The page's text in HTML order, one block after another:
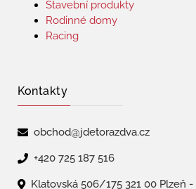
Stavební produkty
Rodinné domy
Racing
Kontakty
obchod@jdetorazdva.cz
+420 725 187 516
Klatovská 506/175 321 00 Plzeň